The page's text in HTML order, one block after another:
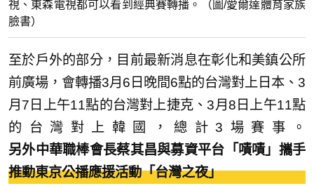
視、東森電視都可以看到經典賽轉播。（圖/愛爾達體育家族
臉書）
至於戶外的部分，目前最新消息在彰化和美鎮公所
前廣場，會轉播3月6日晚間6點的台灣對上日本、3
月7日上午11點的台灣對上捷克、3月8日上午11點
的台灣對上韓國，總計3場賽事。
另外中華職棒會長蔡其昌與募資平台「嘖嘖」攜手
推動東京公播應援活動「台灣之夜」